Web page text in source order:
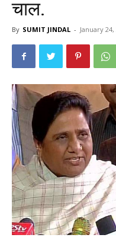
चाल.
By SUMIT JINDAL - January 24,